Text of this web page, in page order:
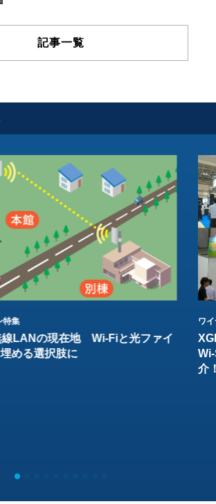
記事一覧
特集
線LANの現在地 Wi-Fiと光ファイ
める選択肢に
ワ
介